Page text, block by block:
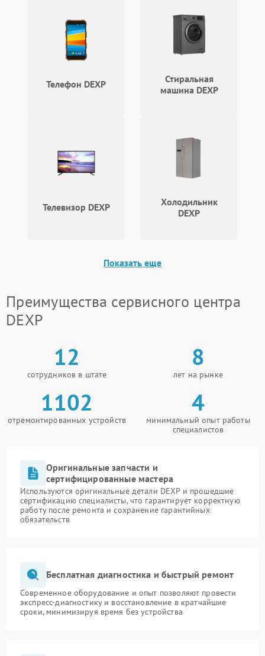
Телефон DEXP
Стиральная
машина DEXP
Телевизор DEXP
Холодильник
DEXP
Показать еще
Преимущества сервисного центра
DEXP
12
сотрудников в штате
8
лет на рынке
1102
отремонтированных устройств
4
минимальный опыт работы
специалистов
Оригинальные запчасти и
сертифицированные мастера
Используются оригинальные детали DEXP и прошедшие
сертификацию специалисты, что гарантирует корректную
работу после ремонта и сохранение гарантийных
обязательств
Бесплатная диагностика и быстрый ремонт
Современное оборудование и опыт позволяют провести
экспресс-диагностику и восстановление в кратчайшие
сроки, минимизируя время без устройства